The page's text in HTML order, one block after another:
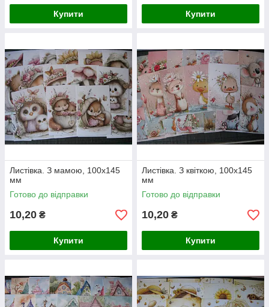
Купити Купити
Листівка. З мамою, 100х145
мм
Готово до відправки
10,20 ₴
Купити
Листівка. З квіткою, 100х145
мм
Готово до відправки
10,20 ₴
Купити